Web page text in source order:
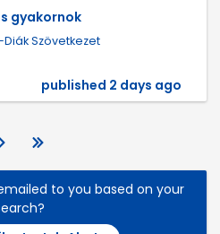
gyakornok
Szövetkezet
published 2 days ago
to you based on your